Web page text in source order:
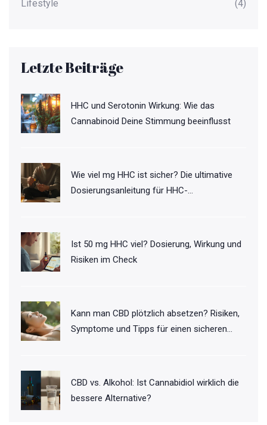
Lifestyle (4)
Letzte Beiträge
HHC und Serotonin Wirkung: Wie das
Cannabinoid Deine Stimmung beeinflusst
Wie viel mg HHC ist sicher? Die ultimative
Dosierungsanleitung für HHC-
Ist 50 mg HHC viel? Dosierung, Wirkung und
Risiken im Check
Kann man CBD plötzlich absetzen? Risiken,
Symptome und Tipps für einen sicheren
CBD vs. Alkohol: Ist Cannabidiol wirklich die
bessere Alternative?